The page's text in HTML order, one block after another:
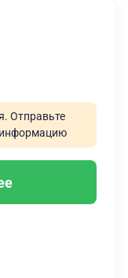
Отправьте
информацию